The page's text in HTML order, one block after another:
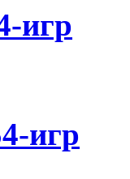
игр
игр